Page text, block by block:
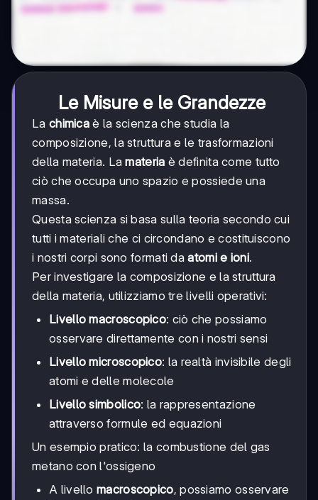
Le Misure e le Grandezze
La chimica è la scienza che studia la
composizione, la struttura e le trasformazioni
della materia. Lamateria è definita come tutto
ciò che occupa uno spazio e possiede una
massa.
Questa scienza si basa sulla teoria secondo cui
tutti i materiali che ci circondano e costituiscono
i nostri corpi sono formati daatomi e ioni.
Per investigare la composizione e la struttura
della materia, utilizziamo tre livelli operativi:
Livello macroscopico: ciò che possiamo
osservare direttamente con i nostri sensi
Livello microscopico: la realtà invisibile degli
atomi e delle molecole
Livello simbolico: la rappresentazione
attraverso formule ed equazioni
Un esempio pratico: la combustione del gas
metano con l'ossigeno
A livello macroscopico, possiamo osservare